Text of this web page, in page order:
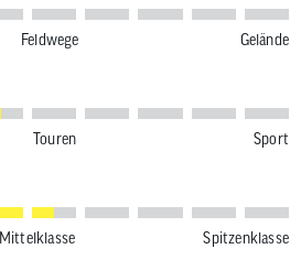
Feldwege Gelände
Touren Sport
Mittelklasse Spitzenklasse